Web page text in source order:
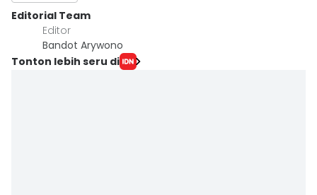
Editorial Team
Editor
Bandot Arywono
Tonton lebih seru di